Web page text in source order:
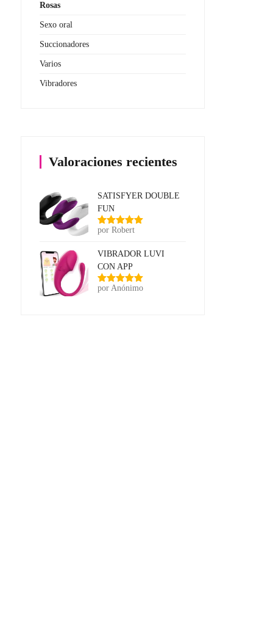
Rosas
Sexo oral
Succionadores
Varios
Vibradores
Valoraciones recientes
SATISFYER DOUBLE
FUN
Valorado
por Robert
VIBRADOR LUVI
CON APP
Valorado
por Anónimo